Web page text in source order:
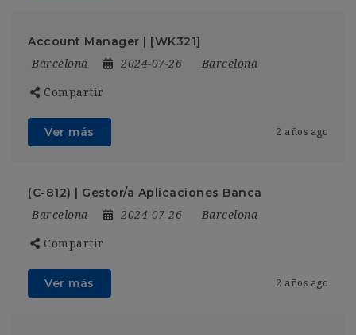
Account Manager | [WK321]
Barcelona 2024-07-26 Barcelona
Compartir
Ver más 2 años ago
(C-812) | Gestor/a Aplicaciones Banca
Barcelona 2024-07-26 Barcelona
Compartir
Ver más 2 años ago